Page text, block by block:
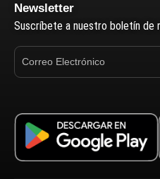
Newsletter
Suscríbete a nuestro boletín de